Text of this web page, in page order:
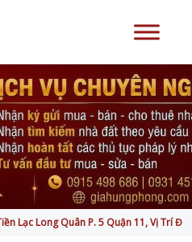
Lạc Long Quân P. 5 Quận 11, Vị Trí